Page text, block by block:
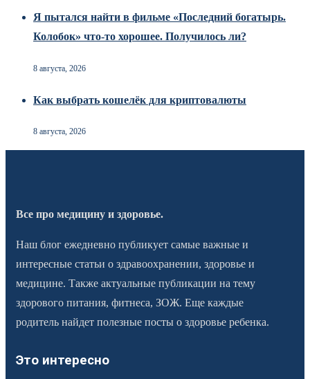
Я пытался найти в фильме «Последний богатырь.
Колобок» что-то хорошее. Получилось ли?
8 августа, 2026
Как выбрать кошелёк для криптовалюты
8 августа, 2026
Все про медицину и здоровье.
Наш блог ежедневно публикует самые важные и
интересные статьи о здравоохранении, здоровье и
медицине. Также актуальные публикации на тему
здорового питания, фитнеса, ЗОЖ. Еще каждые
родитель найдет полезные посты о здоровье ребенка.
Это интересно